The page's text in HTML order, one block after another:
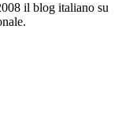
il blog italiano su